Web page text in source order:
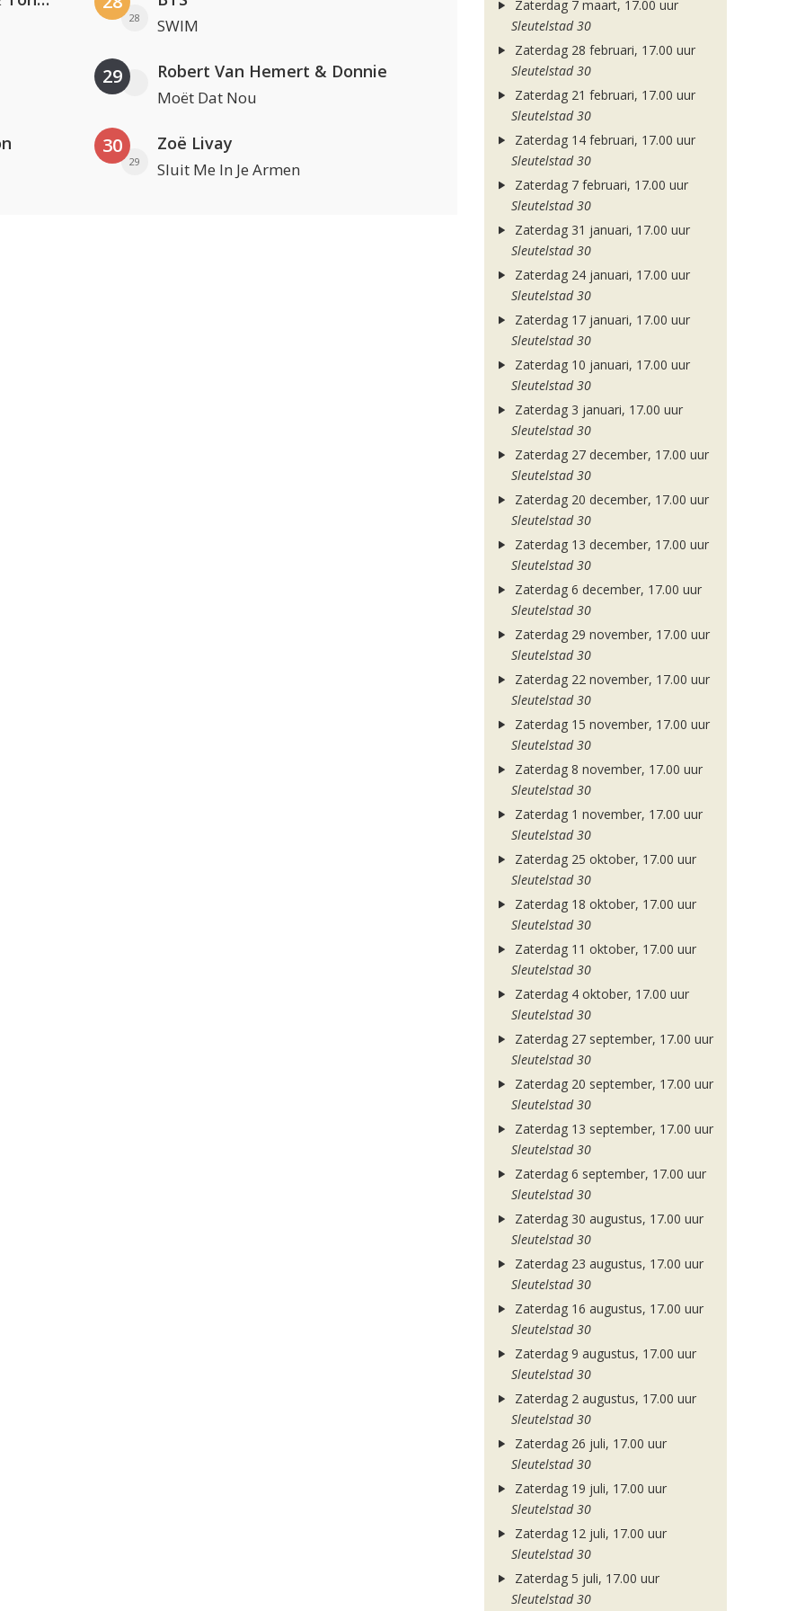
28 SWIM
29 Robert Van Hemert & Donnie
Moët Dat Nou
30
29
Zoë Livay
Sluit Me In Je Armen
Zaterdag 7 maart, 17.00 uur
Sleutelstad 30
Zaterdag 28 februari, 17.00 uur
Sleutelstad 30
Zaterdag 21 februari, 17.00 uur
Sleutelstad 30
Zaterdag 14 februari, 17.00 uur
Sleutelstad 30
Zaterdag 7 februari, 17.00 uur
Sleutelstad 30
Zaterdag 31 januari, 17.00 uur
Sleutelstad 30
Zaterdag 24 januari, 17.00 uur
Sleutelstad 30
Zaterdag 17 januari, 17.00 uur
Sleutelstad 30
Zaterdag 10 januari, 17.00 uur
Sleutelstad 30
Zaterdag 3 januari, 17.00 uur
Sleutelstad 30
Zaterdag 27 december, 17.00 uur
Sleutelstad 30
Zaterdag 20 december, 17.00 uur
Sleutelstad 30
Zaterdag 13 december, 17.00 uur
Sleutelstad 30
Zaterdag 6 december, 17.00 uur
Sleutelstad 30
Zaterdag 29 november, 17.00 uur
Sleutelstad 30
Zaterdag 22 november, 17.00 uur
Sleutelstad 30
Zaterdag 15 november, 17.00 uur
Sleutelstad 30
Zaterdag 8 november, 17.00 uur
Sleutelstad 30
Zaterdag 1 november, 17.00 uur
Sleutelstad 30
Zaterdag 25 oktober, 17.00 uur
Sleutelstad 30
Zaterdag 18 oktober, 17.00 uur
Sleutelstad 30
Zaterdag 11 oktober, 17.00 uur
Sleutelstad 30
Zaterdag 4 oktober, 17.00 uur
Sleutelstad 30
Zaterdag 27 september, 17.00 uur
Sleutelstad 30
Zaterdag 20 september, 17.00 uur
Sleutelstad 30
Zaterdag 13 september, 17.00 uur
Sleutelstad 30
Zaterdag 6 september, 17.00 uur
Sleutelstad 30
Zaterdag 30 augustus, 17.00 uur
Sleutelstad 30
Zaterdag 23 augustus, 17.00 uur
Sleutelstad 30
Zaterdag 16 augustus, 17.00 uur
Sleutelstad 30
Zaterdag 9 augustus, 17.00 uur
Sleutelstad 30
Zaterdag 2 augustus, 17.00 uur
Sleutelstad 30
Zaterdag 26 juli, 17.00 uur
Sleutelstad 30
Zaterdag 19 juli, 17.00 uur
Sleutelstad 30
Zaterdag 12 juli, 17.00 uur
Sleutelstad 30
Zaterdag 5 juli, 17.00 uur
Sleutelstad 30